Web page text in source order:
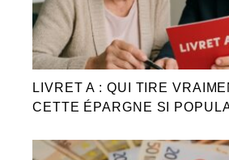
LIVRET A : QUI TIRE
CETTE ÉPARGNE SI